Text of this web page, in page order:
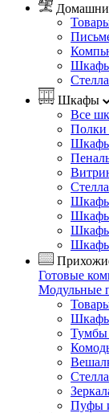
Шкафы
Все
Полки
Готовые
Модульные
Пуфы